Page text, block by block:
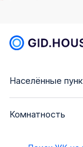
Населённые
Комнатность